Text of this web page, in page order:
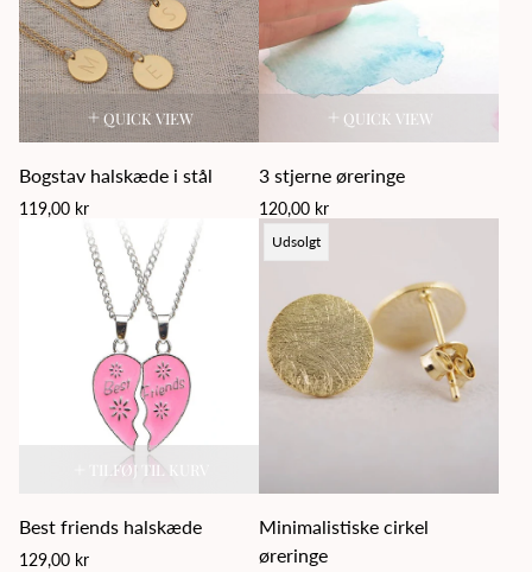
QUICK VIEW
Bogstav halskæde i stål
Regular
119,00 kr
QUICK VIEW
3 stjerne øreringe
Regular
price
120,00 kr
TILFØJ TIL KURV
Best friends halskæde
Regular
129,00 kr
Product
Udsolgt
Minimalistiske cirkel
øreringe